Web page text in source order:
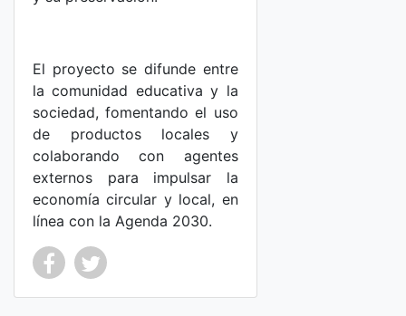
El proyecto se difunde entre
la comunidad educativa y la
sociedad, fomentando el uso
de productos locales y
colaborando con agentes
externos para impulsar la
economía circular y local, en
línea con la Agenda 2030.
Co Co